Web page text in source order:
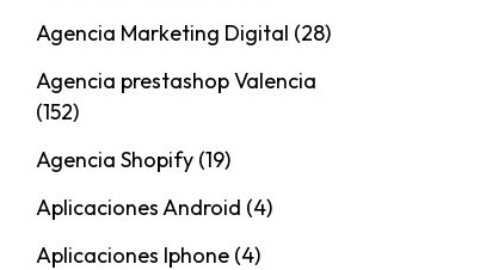
Agencia Marketing Digital (28)
Agencia prestashop Valencia
(152)
Agencia Shopify (19)
Aplicaciones Android (4)
Aplicaciones Iphone (4)